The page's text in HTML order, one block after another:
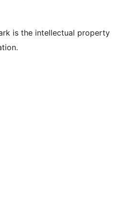
is the intellectual property